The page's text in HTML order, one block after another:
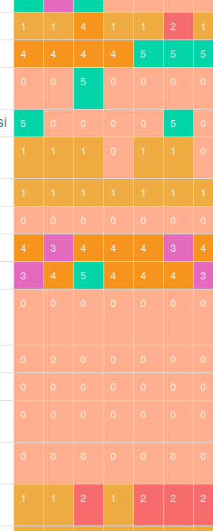
1 1 4 1 1 2
1
4 4 4 4 5 5
5
0 0 5 0 0 0 0
5 0 0 0 0 5
0
1 1 1 0 1 1 0
1 1 1 1 1 1
1
0 0 0 0 0 0
0
4 3 4 4 4 3
4
3 4 5 4 4 4
3
0 0 0 0 0 0 0
0 0 0 0 0 0
0
0 0 0 0 0 0
0
0 0 0 0 0 0 0
0 0 0 0 0 0 0
1 1 2 1 2 2 2